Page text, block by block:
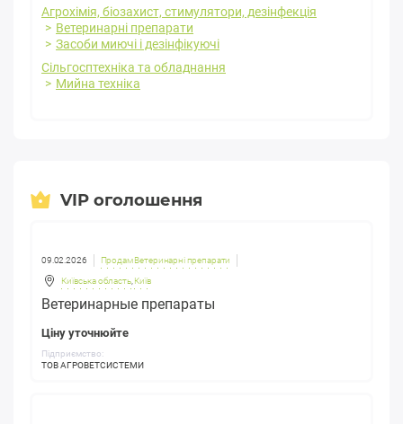
Агрохімія, біозахист, стимулятори, дезінфекція
Ветеринарні препарати
Засоби миючі і дезінфікуючі
Сільгосптехніка та обладнання
Мийна техніка
VIP оголошення
09.02.2026 Продам Ветеринарні препарати
Київська область, Київ
Ветеринарные препараты
Ціну уточнюйте
Підприємство:
ТОВ АГРОВЕТСИСТЕМИ